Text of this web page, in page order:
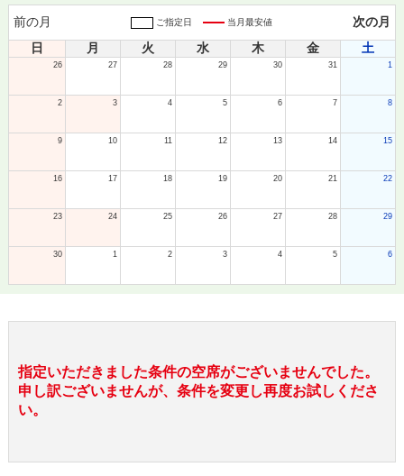
前の月 ご指定日 当月最安値
次の月
日
月 火 水 木 金 土
26 27 28 29 30 31 1
2 3 4 5 6 7 8
9 10 11 12 13 14 15
16 17 18 19 20 21 22
23 24 25 26 27 28 29
30 1 2 3 4 5 6
指定いただきました条件の空席がございませんでした。
申し訳ございませんが、条件を変更し再度お試しくださ
い。